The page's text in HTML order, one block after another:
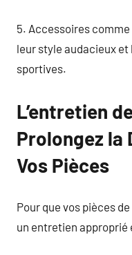
5. Accessoires
leur style audacieux
sportives.
L’entretien
Prolongez la
Vos Pièces
Pour que vos pièces
un entretien approprié